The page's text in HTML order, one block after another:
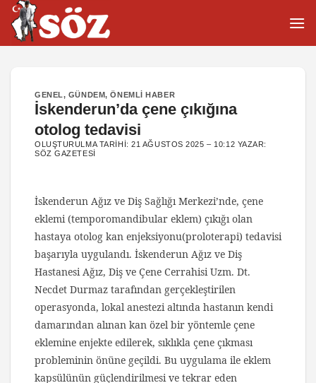
İçeriğe
atla
GENEL, GÜNDEM,ÖNEMLI HABER
İskenderun’da çene çıkığına
otolog tedavisi
OLUŞTURULMA TARIHI:21 AĞUSTOS 2025 – 10:12 YAZAR:
SÖZ GAZETESI
İskenderun Ağız ve Diş Sağlığı Merkezi’nde, çene
eklemi (temporomandibular eklem) çıkığı olan
hastaya otolog kan enjeksiyonu(proloterapi) tedavisi
başarıyla uygulandı. İskenderun Ağız ve Diş
Hastanesi Ağız, Diş ve Çene Cerrahisi Uzm. Dt.
Necdet Durmaz tarafından gerçekleştirilen
operasyonda, lokal anestezi altında hastanın kendi
damarından alınan kan özel bir yöntemle çene
eklemine enjekte edilerek, sıklıkla çene çıkması
probleminin önüne geçildi. Bu uygulama ile eklem
kapsülünün güçlendirilmesi ve tekrar eden